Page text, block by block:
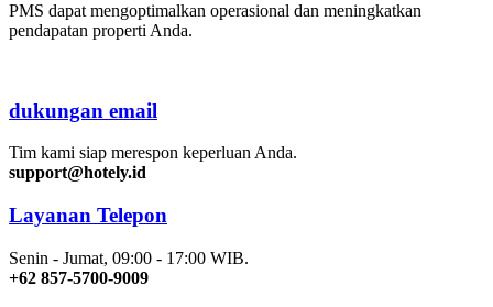
PMS dapat mengoptimalkan operasional dan meningkatkan
pendapatan properti Anda.
dukungan email
Tim kami siap merespon keperluan Anda.
support@hotely.id
Layanan Telepon
Senin - Jumat, 09:00 - 17:00 WIB.
+62 857-5700-9009